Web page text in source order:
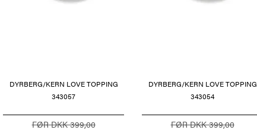
DYRBERG/KERN LOVE TOPPING
343057
FØR DKK 399,00
DYRBERG/KERN LOVE TOPPING
343054
FØR DKK 399,00